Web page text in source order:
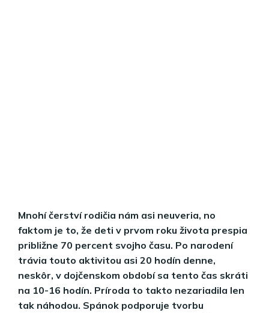
Mnohí čerství rodičia nám asi neuveria, no
faktom je to, že deti v prvom roku života prespia
približne 70 percent svojho času. Po narodení
trávia touto aktivitou asi 20 hodín denne,
neskôr, v dojčenskom období sa tento čas skráti
na 10-16 hodín. Príroda to takto nezariadila len
tak náhodou. Spánok podporuje tvorbu